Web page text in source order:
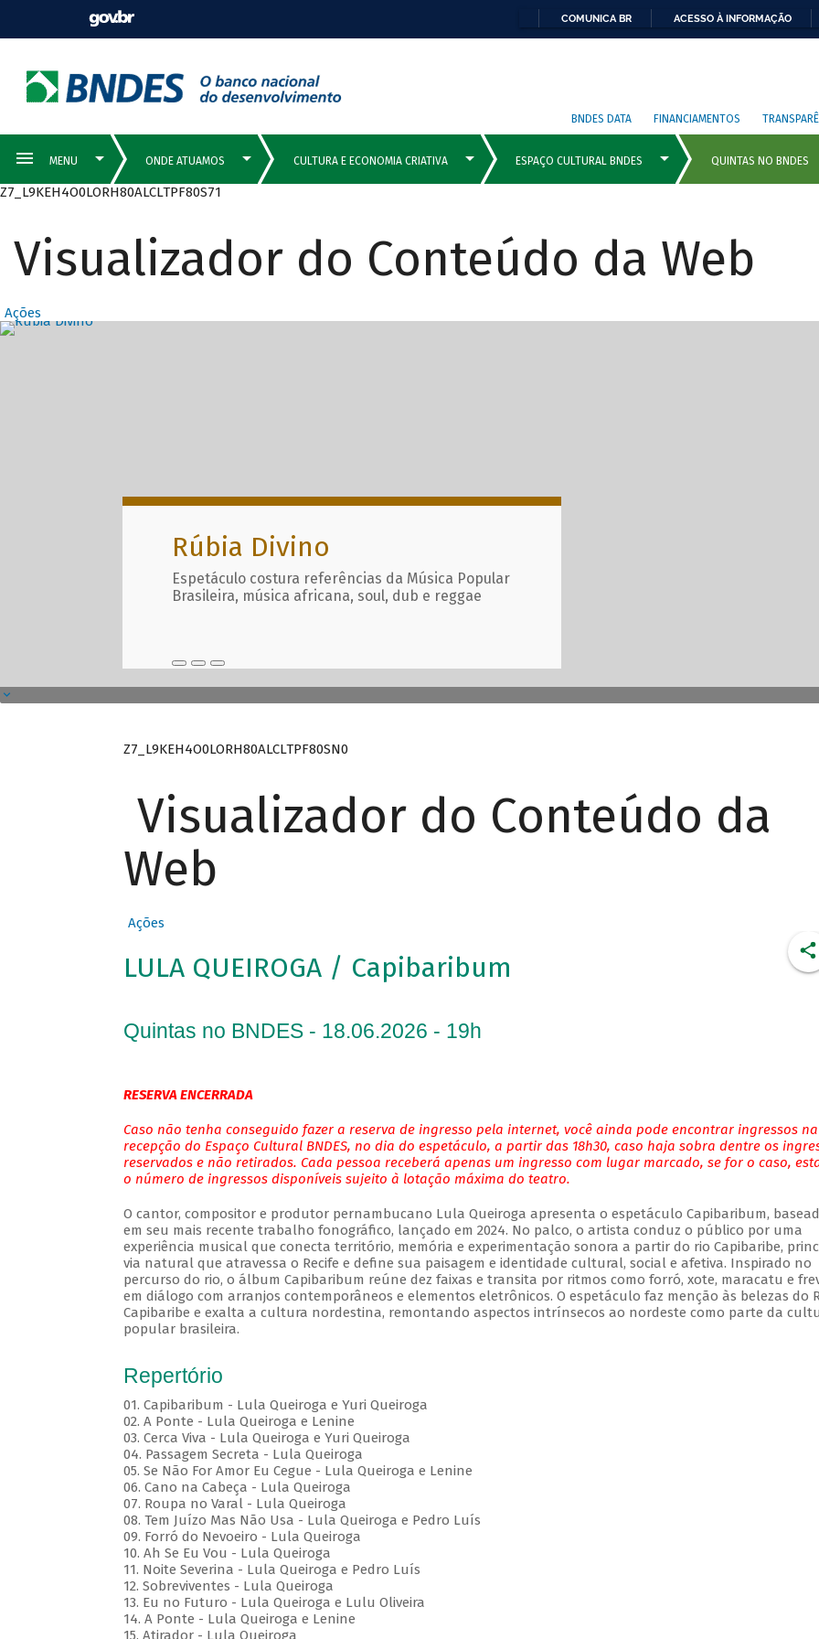
COMUNICA BR ACESSO À INFORMAÇÃO
BNDES DATA FINANCIAMENTOS
Z7_L9KEH4O0LORH80ALCLTPF80S71
Visualizador do Conteúdo da Web
Ações
Destaques Principais com
Rúbia Divino
Espetáculo costura referências da Música Popular
Brasileira, música africana, soul, dub e reggae
Z7_L9KEH4O0LORH80ALCLTPF80SN0
Visualizador do Conteúdo da
Web
Ações
LULA QUEIROGA / Capibaribum
Quintas no BNDES - 18.06.2026 - 19h
RESERVA ENCERRADA
Caso não tenha conseguido fazer a reserva de ingresso pela internet, você ainda pode encontrar ingressos na
recepção do Espaço Cultural BNDES, no dia do espetáculo, a partir das 18h30, caso haja sobra dentre os
reservados e não retirados. Cada pessoa receberá apenas um ingresso com lugar marcado, se for o caso,
o número de ingressos disponíveis sujeito à lotação máxima do teatro.
O cantor, compositor e produtor pernambucano Lula Queiroga apresenta o espetáculo Capibaribum,
em seu mais recente trabalho fonográfico, lançado em 2024. No palco, o artista conduz o público por uma
experiência musical que conecta território, memória e experimentação sonora a partir do rio Capibaribe,
via natural que atravessa o Recife e define sua paisagem e identidade cultural, social e afetiva. Inspirado no
percurso do rio, o álbum Capibaribum reúne dez faixas e transita por ritmos como forró, xote, maracatu e
em diálogo com arranjos contemporâneos e elementos eletrônicos. O espetáculo faz menção às belezas do
Capibaribe e exalta a cultura nordestina, remontando aspectos intrínsecos ao nordeste como parte da
popular brasileira.
Repertório
01. Capibaribum - Lula Queiroga e Yuri Queiroga
02. A Ponte - Lula Queiroga e Lenine
03. Cerca Viva - Lula Queiroga e Yuri Queiroga
04. Passagem Secreta - Lula Queiroga
05. Se Não For Amor Eu Cegue - Lula Queiroga e Lenine
06. Cano na Cabeça - Lula Queiroga
07. Roupa no Varal - Lula Queiroga
08. Tem Juízo Mas Não Usa - Lula Queiroga e Pedro Luís
09. Forró do Nevoeiro - Lula Queiroga
10. Ah Se Eu Vou - Lula Queiroga
11. Noite Severina - Lula Queiroga e Pedro Luís
12. Sobreviventes - Lula Queiroga
13. Eu no Futuro - Lula Queiroga e Lulu Oliveira
14. A Ponte - Lula Queiroga e Lenine